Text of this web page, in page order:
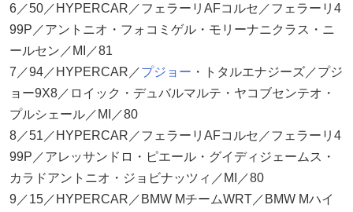
6／50／HYPERCAR／フェラーリAFコルセ／フェラーリ4
99P／アントニオ・フォコミゲル・モリーナニクラス・ニ
ールセン／MI／81
7／94／HYPERCAR／プジョー ・トタルエナジーズ／プジ
ョー9X8／ロイック・デュバルマルテ・ヤコブセンテオ・
プルシェール／MI／80
8／51／HYPERCAR／フェラーリAFコルセ／フェラーリ4
99P／アレッサンドロ・ピエール・グイディジェームス・
カラドアントニオ・ジョビナッツィ／MI／80
9／15／HYPERCAR／BMW MチームWRT／BMW Mハイ